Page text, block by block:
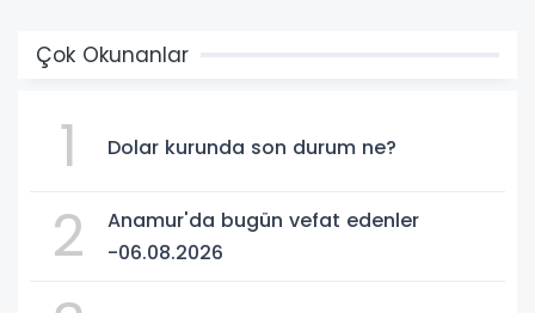
Çok Okunanlar
1 Dolar kurunda son durum ne?
2
Anamur'da bugün vefat edenler
-06.08.2026